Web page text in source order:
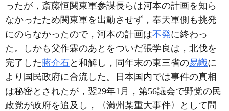
ったが，斎藤恒関東軍参謀長らは河本の計画を知ら
なかったため関東軍を出動させず，奉天軍側も挑発
にのらなかったので，河本の計画は不発に終わっ
た。しかも父作霖のあとをついだ張学良は，北伐を
完了した蔣介石 と和解し，同年末の東三省の易幟に
より国民政府に合流した。日本国内では事件の真相
は秘密とされたが，翌29年1月，第56議会で野党の民
政党が政府を追及し，〈満州某重大事件〉として問